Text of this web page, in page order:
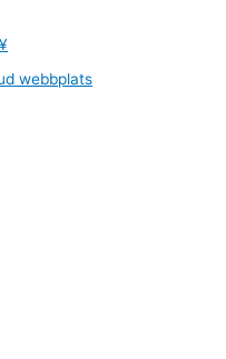
webbplats